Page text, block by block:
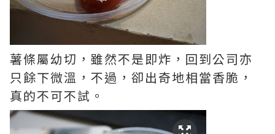
薯條屬幼切，雖然不是即炸，回到公司亦
只餘下微溫，不過，卻出奇地相當香脆，
真的不可不試。